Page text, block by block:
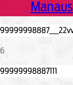
Manaus
6